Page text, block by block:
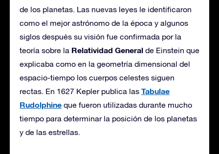
de los planetas. Las nuevas leyes le identificaron
como el mejor astrónomo de la época y algunos
siglos después su visión fue confirmada por la
teoría sobre la Relatividad General de Einstein que
explicaba como en la geometría dimensional del
espacio-tiempo los cuerpos celestes siguen
rectas. En 1627 Kepler publica las Tabulae
Rudolphine que fueron utilizadas durante mucho
tiempo para determinar la posición de los planetas
y de las estrellas.